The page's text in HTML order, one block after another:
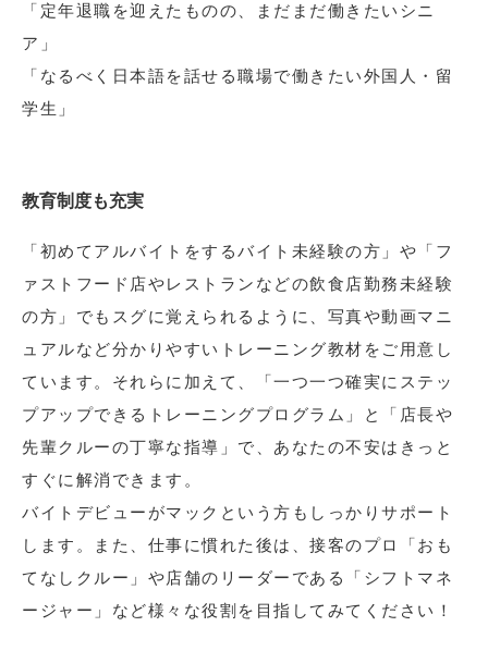
「定年退職を迎えたものの、まだまだ働きたいシニ
ア」
「なるべく日本語を話せる職場で働きたい外国人・留
学生」
教育制度も充実
「初めてアルバイトをするバイト未経験の方」や「フ
ァストフード店やレストランなどの飲食店勤務未経験
の方」でもスグに覚えられるように、写真や動画マニ
ュアルなど分かりやすいトレーニング教材をご用意し
ています。それらに加えて、「一つ一つ確実にステッ
プアップできるトレーニングプログラム」と「店長や
先輩クルーの丁寧な指導」で、あなたの不安はきっと
すぐに解消できます。
バイトデビューがマックという方もしっかりサポート
します。また、仕事に慣れた後は、接客のプロ「おも
てなしクルー」や店舗のリーダーである「シフトマネ
ージャー」など様々な役割を目指してみてください！